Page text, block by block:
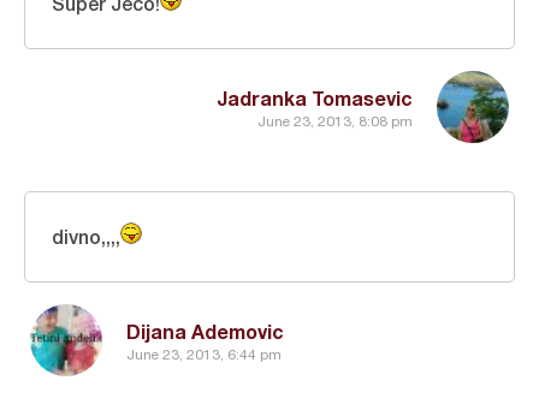
Jadranka Tomasevic
June 23, 2013, 8:08 pm
Dijana Ademovic
June 23, 2013, 6:44 pm
divno,,,,